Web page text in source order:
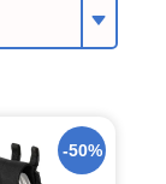
-50%